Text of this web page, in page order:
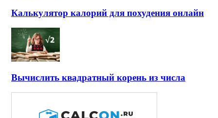
Калькулятор калорий для похудения онлайн
Вычислить квадратный корень из числа